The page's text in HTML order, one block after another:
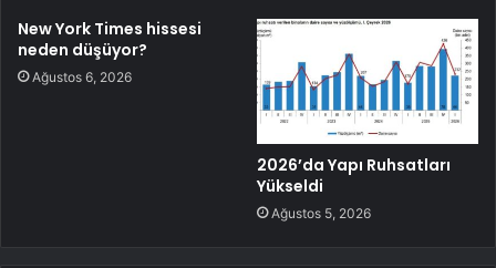
New York Times hissesi
neden düşüyor?
Ağustos 6, 2026
2026’da Yapı Ruhsatları
Yükseldi
Ağustos 5, 2026